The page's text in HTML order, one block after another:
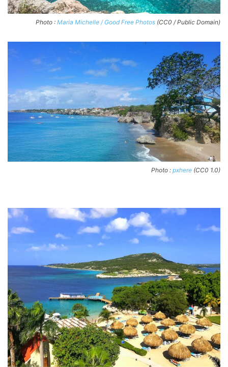
Photo : Maria Michelle / Good Free Photos (CC0 / Public Domain)
Photo : pxhere (CC0 1.0)